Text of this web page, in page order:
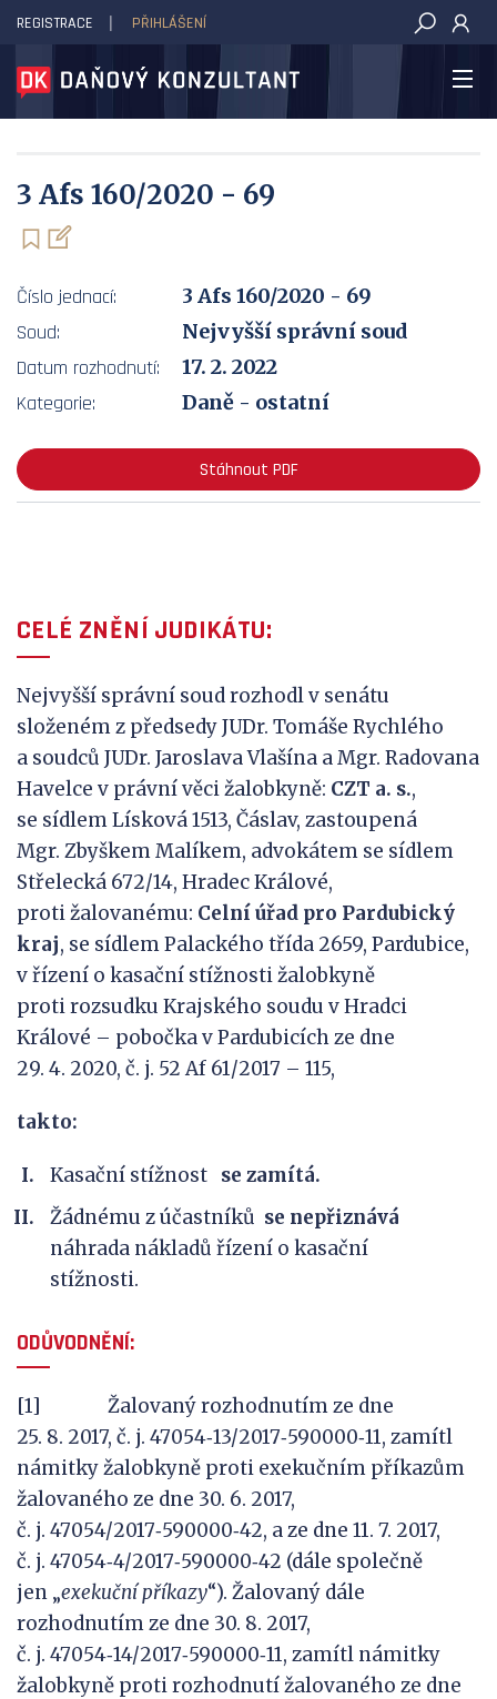
DAŇOVÝ KONZULTANT
REGISTRACE PŘIHLÁŠENÍ
3 Afs 160/2020 - 69
Číslo jednací:
3 Afs 160/2020 - 69
Soud:
Nejvyšší správní soud
Datum rozhodnutí:
17. 2. 2022
Kategorie:
Daně - ostatní
Stáhnout PDF
CELÉ ZNĚNÍ JUDIKÁTU:
Nejvyšší správní soud rozhodl v senátu
složeném z předsedy JUDr. Tomáše Rychlého
a soudců JUDr. Jaroslava Vlašína a Mgr. Radovana
Havelce v právní věci žalobkyně: CZT a. s.,
se sídlem Lísková 1513, Čáslav, zastoupená
Mgr. Zbyškem Malíkem, advokátem se sídlem
Střelecká 672/14, Hradec Králové,
proti žalovanému: Celní úřad pro Pardubický
kraj, se sídlem Palackého třída 2659, Pardubice,
v řízení o kasační stížnosti žalobkyně
proti rozsudku Krajského soudu v Hradci
Králové – pobočka v Pardubicích ze dne
29. 4. 2020, č. j. 52 Af 61/2017 – 115,
takto:
Kasační stížnost se zamítá.
Žádnému zúčastníků se nepřiznává
náhrada nákladů řízení o kasační
stížnosti.
ODŮVODNĚNÍ:
[1] Žalovaný rozhodnutím ze dne
25. 8. 2017, č. j. 47054‑13/2017‑590000‑11, zamítl
námitky žalobkyně proti exekučním příkazům
žalovaného ze dne 30. 6. 2017,
č. j. 47054/2017‑590000‑42, a ze dne 11. 7. 2017,
č. j. 47054‑4/2017‑590000‑42 (dále společně
jen „exekuční příkazy“). Žalovaný dále
rozhodnutím ze dne 30. 8. 2017,
č. j. 47054‑14/2017‑590000‑11, zamítl námitky
žalobkyně proti rozhodnutí žalovaného ze dne